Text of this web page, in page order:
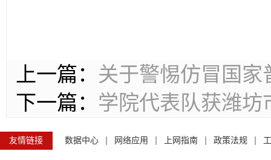
上一篇： 关于警惕仿冒国
下一篇： 学院代表队获潍
友情链接 数据中心 网络应用 上网指南 政策法规